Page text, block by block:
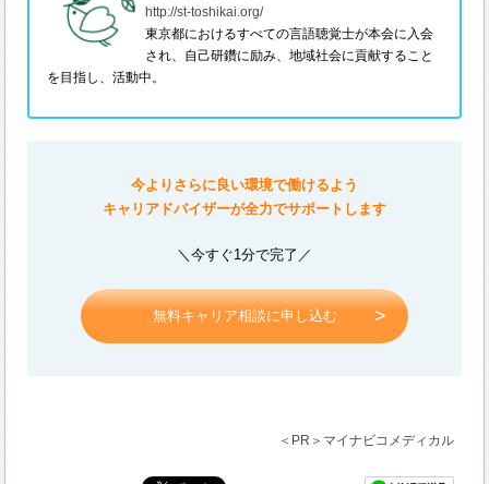
http://st-toshikai.org/
東京都におけるすべての言語聴覚士が本会に入会
され、自己研鑽に励み、地域社会に貢献すること
を目指し、活動中。
今よりさらに良い環境で働けるよう
キャリアドバイザーが全力でサポートします
＼今すぐ1分で完了／
無料キャリア相談に申し込む
＜PR＞マイナビコメディカル